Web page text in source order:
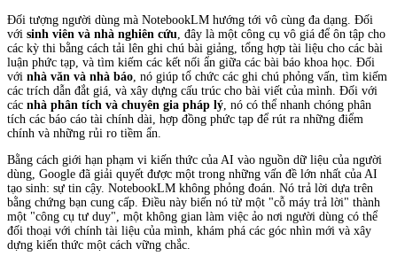
Đối tượng người dùng mà NotebookLM hướng tới vô cùng đa dạng. Đối
với sinh viên và nhà nghiên cứu, đây là một công cụ vô giá để ôn tập cho
các kỳ thi bằng cách tải lên ghi chú bài giảng, tổng hợp tài liệu cho các bài
luận phức tạp, và tìm kiếm các kết nối ẩn giữa các bài báo khoa học. Đối
với nhà văn và nhà báo, nó giúp tổ chức các ghi chú phỏng vấn, tìm kiếm
các trích dẫn đắt giá, và xây dựng cấu trúc cho bài viết của mình. Đối với
các nhà phân tích và chuyên gia pháp lý, nó có thể nhanh chóng phân
tích các báo cáo tài chính dài, hợp đồng phức tạp để rút ra những điểm
chính và những rủi ro tiềm ẩn.
Bằng cách giới hạn phạm vi kiến thức của AI vào nguồn dữ liệu của người
dùng, Google đã giải quyết được một trong những vấn đề lớn nhất của AI
tạo sinh: sự tin cậy. NotebookLM không phỏng đoán. Nó trả lời dựa trên
bằng chứng bạn cung cấp. Điều này biến nó từ một "cỗ máy trả lời" thành
một "công cụ tư duy", một không gian làm việc ảo nơi người dùng có thể
đối thoại với chính tài liệu của mình, khám phá các góc nhìn mới và xây
dựng kiến thức một cách vững chắc.